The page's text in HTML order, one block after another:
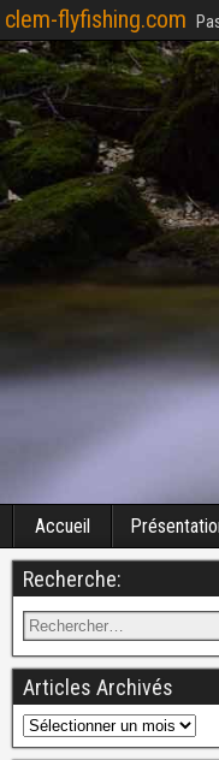
clem-flyfishing.com
Accueil
Recherche:
Articles Archivés